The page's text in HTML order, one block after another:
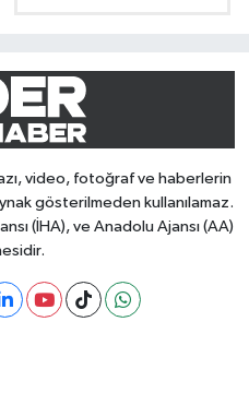
video, fotoğraf ve haberlerin
gösterilmeden kullanılamaz.
(İHA), ve Anadolu Ajansı (AA)